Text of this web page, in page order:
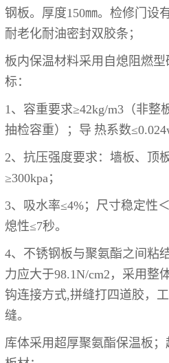
钢板。 厚度150㎜。 检修门设
耐老化耐油密封双胶条；
板内保温材料采用自熄阻燃
标：
1、 容重要求≥42kg/m3（非整
抽检容重）；导 热系数
2、 抗压强度要求：墙板、顶
≥300kpa；
3、 吸水率≤4%；尺寸稳定性
熄性≤7秒。
4、 不锈钢板与聚氨酯之间粘
力应大于98.1N/cm2，采用整
钩连接方式,拼缝打四道胶，
缝。
库体采用超厚聚氨酯保温板；